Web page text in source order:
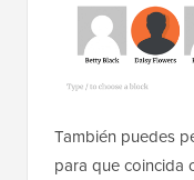
También puedes
para que coincida